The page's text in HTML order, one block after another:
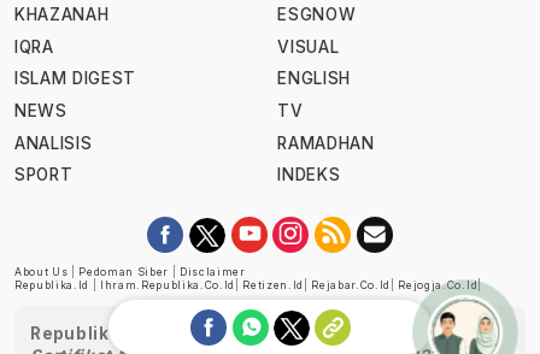
KHAZANAH
IQRA
ISLAM DIGEST
NEWS
ANALISIS
SPORT
ESGNOW
VISUAL
ENGLISH
TV
RAMADHAN
INDEKS
About Us Pedoman Siber
Disclaimer
Republika.id
Ihram.republika.co.id Retizen.id Rejabar.co.id Rejogja.co.id |
Republika telah diverifikasi oleh Dewan Pers